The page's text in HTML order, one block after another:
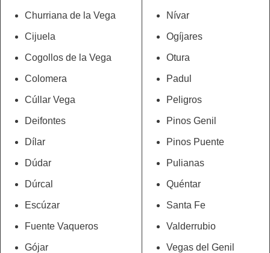
Churriana de la Vega
Cijuela
Cogollos de la Vega
Colomera
Cúllar Vega
Deifontes
Dílar
Dúdar
Dúrcal
Escúzar
Fuente Vaqueros
Gójar
Nívar
Ogíjares
Otura
Padul
Peligros
Pinos Genil
Pinos Puente
Pulianas
Quéntar
Santa Fe
Valderrubio
Vegas del Genil